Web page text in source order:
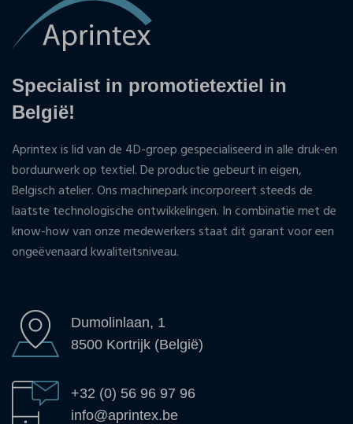
Specialist in promotietextiel in
België!
Aprintex is lid van de 4D-groep gespecialiseerd in alle druk-en
borduurwerk op textiel. De productie gebeurt in eigen,
Belgisch atelier. Ons machinepark incorporeert steeds de
laatste technologische ontwikkelingen. In combinatie met de
know-how van onze medewerkers staat dit garant voor een
ongeëvenaard kwaliteitsniveau.
Dumolinlaan, 1
8500 Kortrijk (België)
+32 (0) 56 96 97 96
info@aprintex.be